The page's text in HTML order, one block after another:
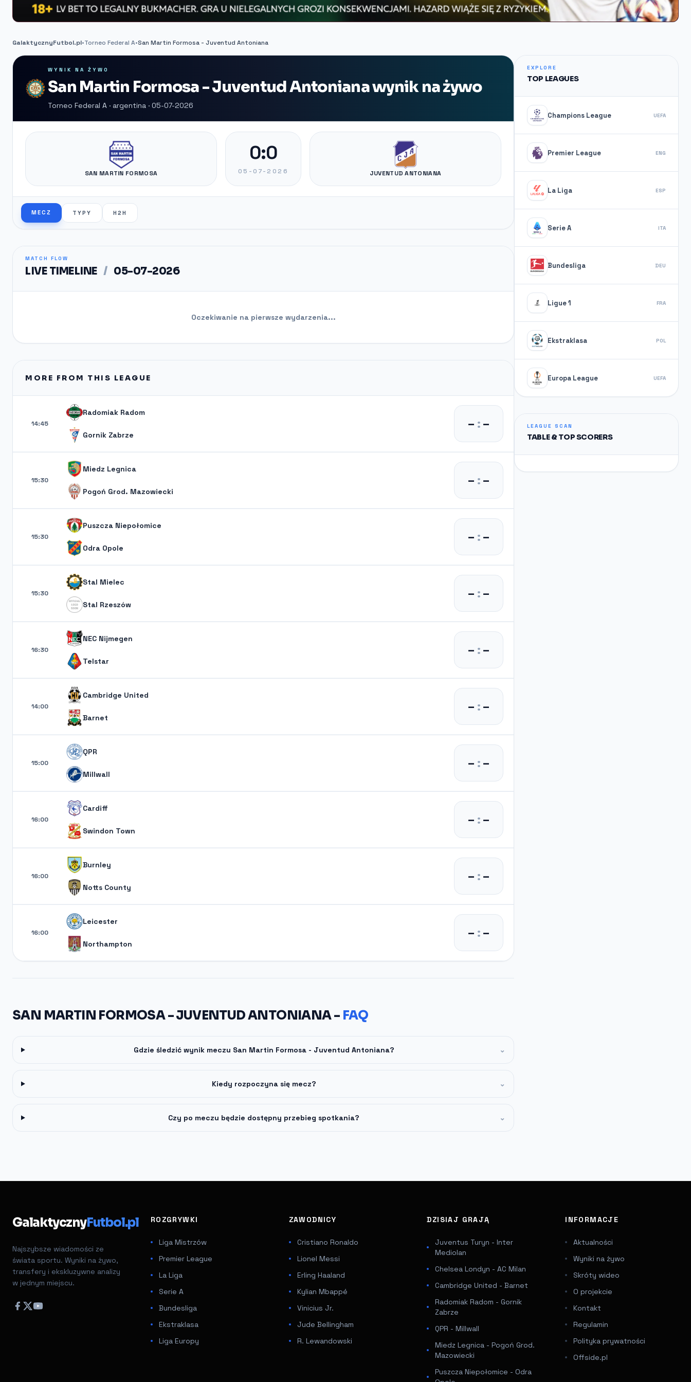
GalaktycznyFutbol.pl•Torneo Federal A•San Martin Formosa - Juventud Antoniana
WYNIK NA ŻYWO
San Martin Formosa - Juventud Antoniana wynik na żywo
Torneo Federal A · argentina · 05-07-2026
SAN MARTIN FORMOSA
0:0
05-07-2026 JUVENTUD ANTONIANA
MECZ TYPY H2H
MATCH FLOW
LIVE TIMELINE / 05-07-2026
Oczekiwanie na pierwsze wydarzenia...
MORE FROM THIS LEAGUE
14:45
Radomiak Radom
Gornik Zabrze
– :–
15:30
Miedz Legnica
Pogoń Grod. Mazowiecki
– :–
15:30
Puszcza Niepołomice
Odra Opole
– :–
15:30
Stal Mielec
Stal Rzeszów
– :–
16:30
NEC Nijmegen
Telstar
– :–
14:00
Cambridge United
Barnet
– :–
15:00
QPR
Millwall
– :–
16:00
Cardiff
Swindon Town
– :–
16:00
Burnley
Notts County
– :–
16:00
Leicester
Northampton
– :–
SAN MARTIN FORMOSA - JUVENTUD ANTONIANA - FAQ
Gdzie śledzić wynik meczu San Martin Formosa - Juventud Antoniana? ⌄
Kiedy rozpoczyna się mecz? ⌄
Czy po meczu będzie dostępny przebieg spotkania? ⌄
EXPLORE
TOP LEAGUES
Champions League UEFA
Premier League ENG
La Liga ESP
Serie A ITA
Bundesliga DEU
Ligue 1 FRA
Ekstraklasa POL
Europa League UEFA
LEAGUE SCAN
TABLE & TOP SCORERS
GalaktycznyFutbol.pl
Najszybsze wiadomości ze
świata sportu. Wyniki na żywo,
transfery i ekskluzywne analizy
w jednym miejscu.
ROZGRYWKI
Liga Mistrzów
Premier League
La Liga
Serie A
Bundesliga
Ekstraklasa
Liga Europy
ZAWODNICY
Cristiano Ronaldo
Lionel Messi
Erling Haaland
Kylian Mbappé
Vinicius Jr.
Jude Bellingham
R. Lewandowski
DZISIAJ GRAJĄ
Juventus Turyn - Inter
Mediolan
Chelsea Londyn - AC Milan
Cambridge United - Barnet
Radomiak Radom - Gornik
Zabrze
QPR - Millwall
Miedz Legnica - Pogoń Grod.
Mazowiecki
Puszcza Niepołomice - Odra
INFORMACJE
Aktualności
Wyniki na żywo
Skróty wideo
O projekcie
Kontakt
Regulamin
Polityka prywatności
Offside.pl